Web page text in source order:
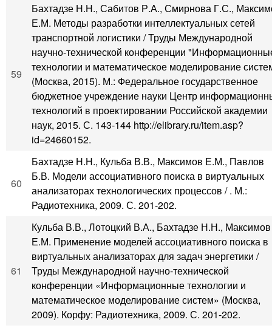
59
Бахтадзе Н.Н., Сабитов Р.А., Смирнова Г.С.,
Е.М. Методы разработки интеллектуальных сетей
транспортной логистики / Труды Международной
научно-технической конференции
технологии и математическое моделирование
(Москва, 2015). М.: Федеральное государственное
бюджетное учреждение науки Центр
технологий в проектировании Российской академии
наук, 2015. С. 143-144 http://elibrary.ru/item.asp?
id=24660152.
60
Бахтадзе Н.Н., Кульба В.В., Максимов Е.М., Павлов
Б.В. Модели ассоциативного поиска в виртуальных
анализаторах технологических процессов / . М.:
Радиотехника, 2009. С. 201-202.
61
Кульба В.В., Лотоцкий В.А., Бахтадзе Н.Н., Максимов
Е.М. Применение моделей ассоциативного поиска в
виртуальных анализаторах для задач энергетики /
Труды Международной научно-технической
конференции «Информационные технологии и
математическое моделирование систем» (Москва,
2009). Корфу: Радиотехника, 2009. С. 201-202.